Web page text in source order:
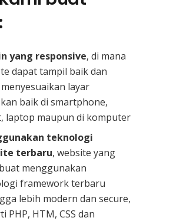
yang responsive, di mana
dapat tampil baik dan
layar
baik di smartphone,
laptop maupun di komputer
teknologi
terbaru, website yang
menggunakan
framework terbaru
lebih modern dan secure,
PHP, HTM, CSS dan